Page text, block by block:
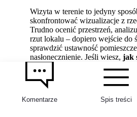
Wizyta w terenie to jedyny
skonfrontować wizualizacje z
Trudno ocenić przestrzeń,
rzut lokalu – dopiero wejście do
sprawdzić ustawność
nasłonecznienie. Jeśli wiesz,jak
przewagę już na starcie.
osiągnięciu stanu surowego
Komentarze Spis treści